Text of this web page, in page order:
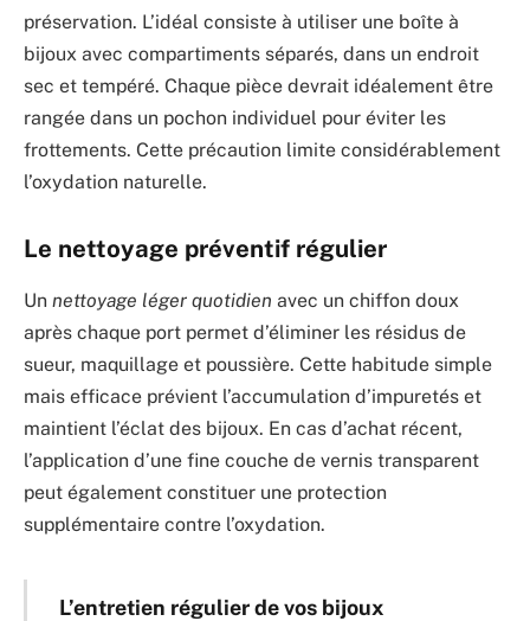
préservation. L’idéal consiste à utiliser une boîte à
bijoux avec compartiments séparés, dans un endroit
sec et tempéré. Chaque pièce devrait idéalement être
rangée dans un pochon individuel pour éviter les
frottements. Cette précaution limite considérablement
l’oxydation naturelle.
Le nettoyage préventif régulier
Un nettoyage léger quotidien avec un chiffon doux
après chaque port permet d’éliminer les résidus de
sueur, maquillage et poussière. Cette habitude simple
mais efficace prévient l’accumulation d’impuretés et
maintient l’éclat des bijoux. En cas d’achat récent,
l’application d’une fine couche de vernis transparent
peut également constituer une protection
supplémentaire contre l’oxydation.
L’entretien régulier de vos bijoux